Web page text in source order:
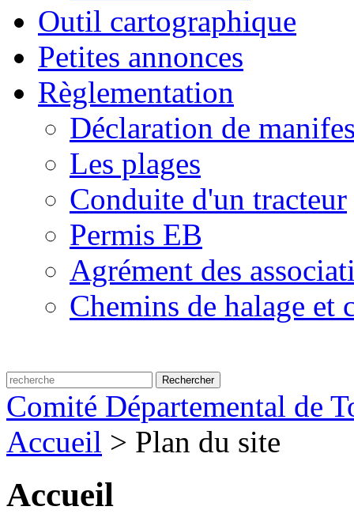
Outil cartographique
Petites annonces
Règlementation
Déclaration de
Les plages
Conduite d'un tracteur
Permis EB
Agrément des
Chemins de halage et
Comité Départemental de
Accueil > Plan du site
Accueil